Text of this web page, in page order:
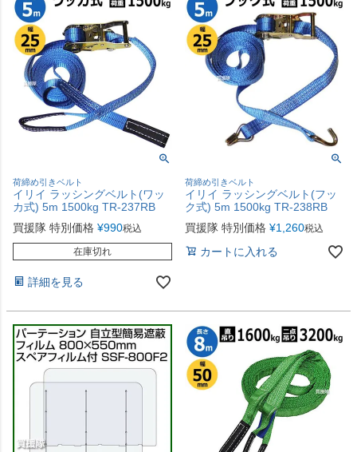
荷締め引きベルト
イリイ ラッシングベルト(ワッ
カ式) 5m 1500kg TR-237RB
買援隊 特別価格 ¥990税込
在庫切れ
詳細を見る
荷締め引きベルト
イリイ ラッシングベルト(フッ
ク式) 5m 1500kg TR-238RB
買援隊 特別価格 ¥1,260税込
カートに入れる